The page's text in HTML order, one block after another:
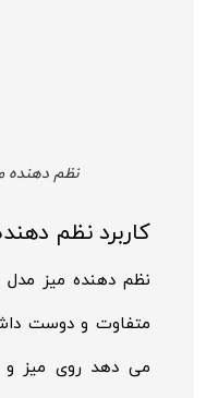
نظم دهنده
کاربرد نظم
نظم دهنده میز مدل
متفاوت و دوست
می دهد روی میز و